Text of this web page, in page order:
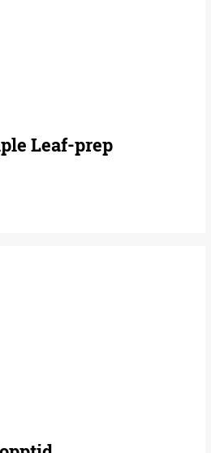
Leaf-prep